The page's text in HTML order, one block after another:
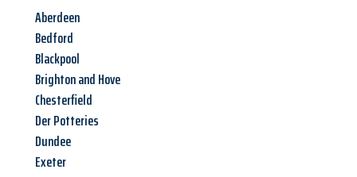
Aberdeen
Bedford
Blackpool
Brighton and Hove
Chesterfield
Der Potteries
Dundee
Exeter